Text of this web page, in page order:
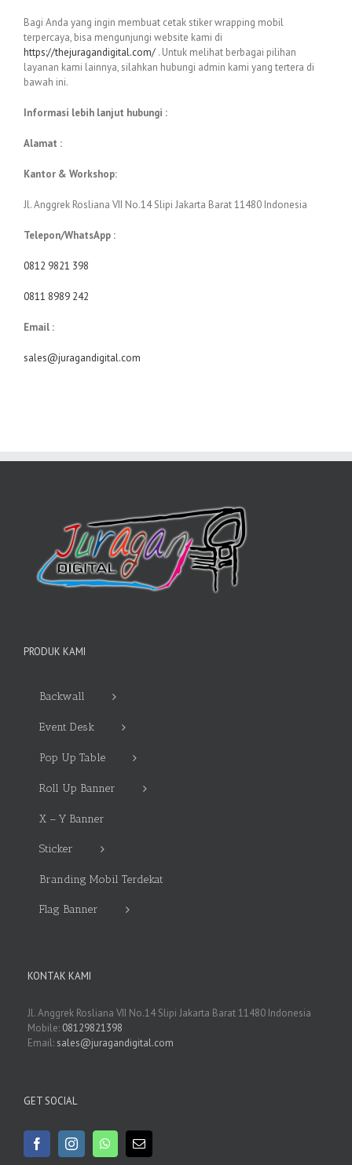
Bagi Anda yang ingin membuat cetak stiker wrapping mobil
terpercaya, bisa mengunjungi website kami di
https://thejuragandigital.com/ . Untuk melihat berbagai pilihan
layanan kami lainnya, silahkan hubungi admin kami yang tertera di
bawah ini.
Informasi lebih lanjut hubungi :
Alamat :
Kantor & Workshop:
Jl. Anggrek Rosliana VII No.14 Slipi Jakarta Barat 11480 Indonesia
Telepon/WhatsApp :
0812 9821 398
0811 8989 242
Email :
sales@juragandigital.com
PRODUK KAMI
Backwall
Event Desk
Pop Up Table
Roll Up Banner
X – Y Banner
Sticker
Branding Mobil Terdekat
Flag Banner
KONTAK KAMI
Jl. Anggrek Rosliana VII No.14 Slipi Jakarta Barat 11480 Indonesia
Mobile: 08129821398
Email: sales@juragandigital.com
GET SOCIAL